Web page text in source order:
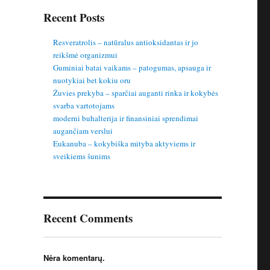
Recent Posts
Resveratrolis – natūralus antioksidantas ir jo
reikšmė organizmui
Guminiai batai vaikams – patogumas, apsauga ir
nuotykiai bet kokiu oru
Žuvies prekyba – sparčiai auganti rinka ir kokybės
svarba vartotojams
moderni buhalterija ir finansiniai sprendimai
augančiam verslui
Eukanuba – kokybiška mityba aktyviems ir
sveikiems šunims
Recent Comments
Nėra komentarų.